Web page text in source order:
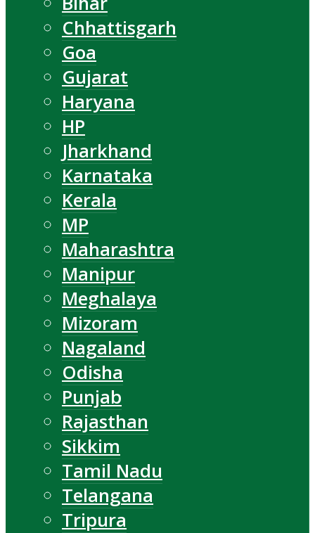
Chhattisgarh
Goa
Gujarat
Haryana
HP
Jharkhand
Karnataka
Kerala
MP
Maharashtra
Manipur
Meghalaya
Mizoram
Nagaland
Odisha
Punjab
Rajasthan
Sikkim
Tamil Nadu
Telangana
Tripura